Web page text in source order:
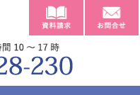
エへ。
散骨トワエ 資料請求